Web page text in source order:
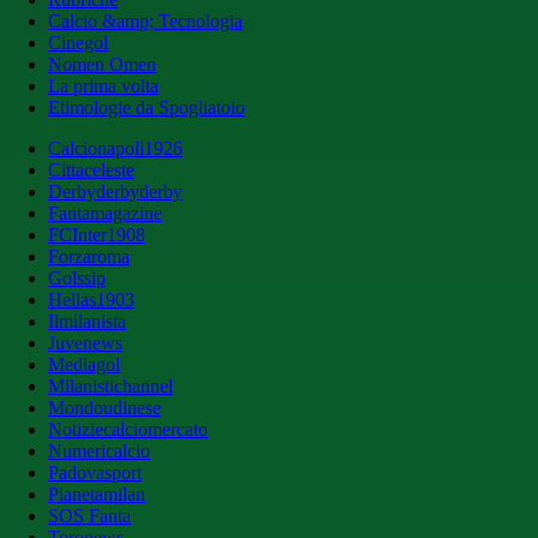
Calcio &amp; Tecnologia
Cinegol
Nomen Omen
La prima volta
Etimologie da Spogliatoio
Calcionapoli1926
Cittaceleste
Derbyderbyderby
Fantamagazine
FCInter1908
Forzaroma
Golssip
Hellas1903
Ilmilanista
Juvenews
Mediagol
Milanistichannel
Mondoudinese
Notiziecalciomercato
Numericalcio
Padovasport
Pianetamilan
SOS Fanta